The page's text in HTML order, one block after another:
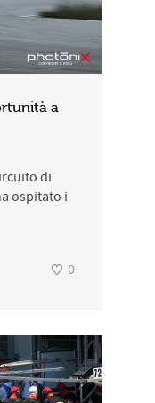
a
di
ospitato i
0